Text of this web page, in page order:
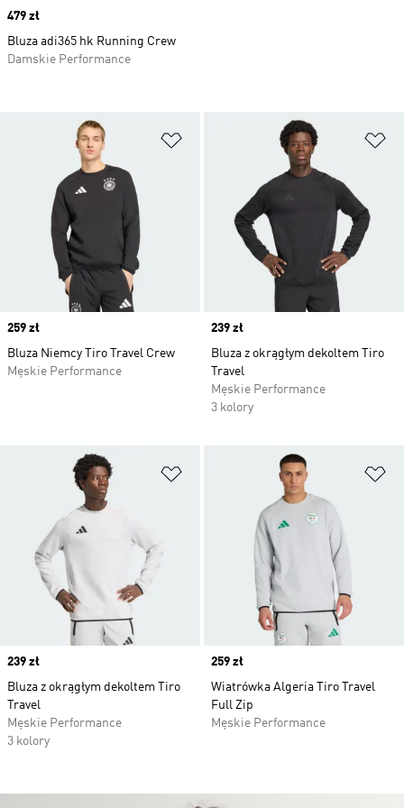
Dodaj do listy życzeń
Price
259 zł
Bluza Niemcy Tiro Travel Crew
Męskie Performance
Price
239 zł
Bluza z okrągłym dekoltem Tiro
Travel
Męskie Performance
3 kolory
Dodaj do listy życzeń
Price
239 zł
Bluza z okrągłym dekoltem Tiro
Travel
Męskie Performance
3 kolory
Price
259 zł
Wiatrówka Algeria Tiro Travel
Full Zip
Męskie Performance
Price
479 zł
Bluza adi365 hk Running Crew
Damskie Performance